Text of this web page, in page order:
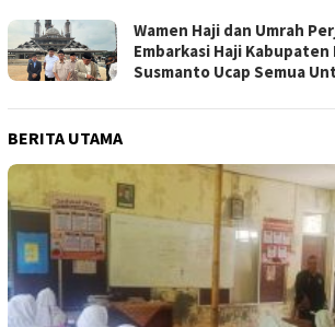
Wamen Haji dan Umrah
Embarkasi Haji Kabupaten
Susmanto Ucap Semua
BERITA UTAMA